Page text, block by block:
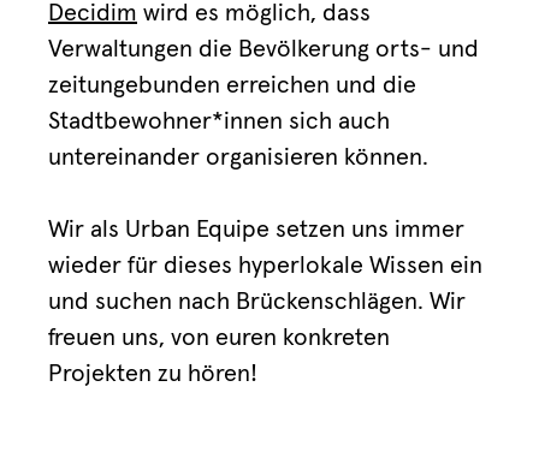
Decidim wird es möglich, dass
Verwaltungen die Bevölkerung orts- und
zeitungebunden erreichen und die
Stadtbewohner*innen sich auch
untereinander organisieren können.
Wir als Urban Equipe setzen uns immer
wieder für dieses hyperlokale Wissen ein
und suchen nach Brückenschlägen. Wir
freuen uns, von euren konkreten
Projekten zu hören!